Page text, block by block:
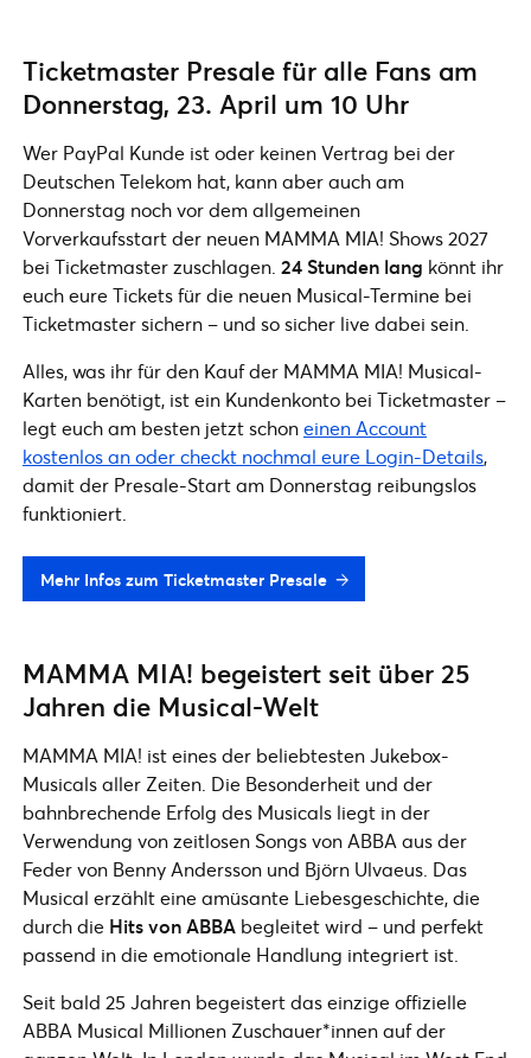
Ticketmaster Presale für alle Fans am
Donnerstag, 23. April um 10 Uhr
Wer PayPal Kunde ist oder keinen Vertrag bei der
Deutschen Telekom hat, kann aber auch am
Donnerstag noch vor dem allgemeinen
Vorverkaufsstart der neuen MAMMA MIA! Shows 2027
bei Ticketmaster zuschlagen. 24 Stunden lang könnt ihr
euch eure Tickets für die neuen Musical-Termine bei
Ticketmaster sichern – und so sicher live dabei sein.
Alles, was ihr für den Kauf der MAMMA MIA! Musical-
Karten benötigt, ist ein Kundenkonto bei Ticketmaster –
legt euch am besten jetzt schoneinen Account
kostenlos an oder checkt nochmal eure Login-Details,
damit der Presale-Start am Donnerstag reibungslos
funktioniert.
Mehr Infos zum Ticketmaster Presale
MAMMA MIA! begeistert seit über 25
Jahren die Musical-Welt
MAMMA MIA! ist eines der beliebtesten Jukebox-
Musicals aller Zeiten. Die Besonderheit und der
bahnbrechende Erfolg des Musicals liegt in der
Verwendung von zeitlosen Songs von ABBA aus der
Feder von Benny Andersson und Björn Ulvaeus. Das
Musical erzählt eine amüsante Liebesgeschichte, die
durch die Hits von ABBA begleitet wird – und perfekt
passend in die emotionale Handlung integriert ist.
Seit bald 25 Jahren begeistert das einzige offizielle
ABBA Musical Millionen Zuschauer*innen auf der